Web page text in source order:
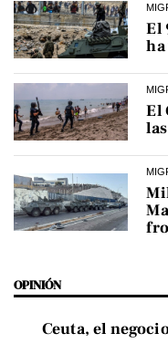
El
El
OPINIÓN
Ceuta, el